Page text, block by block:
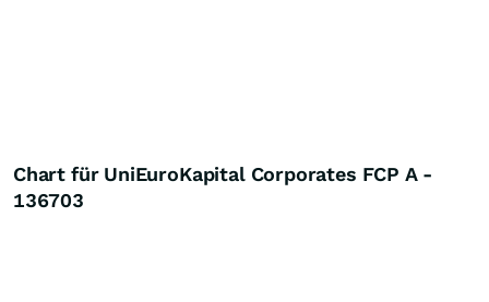
Chart für UniEuroKapital Corporates FCP A -
136703